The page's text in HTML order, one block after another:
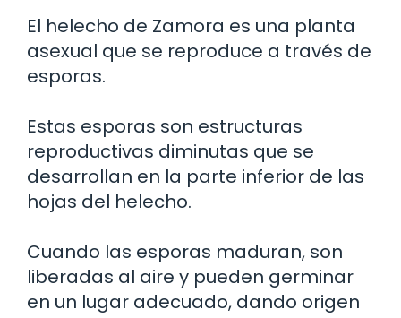
El helecho de Zamora es una planta
asexual que se reproduce a través de
esporas.
Estas esporas son estructuras
reproductivas diminutas que se
desarrollan en la parte inferior de las
hojas del helecho.
Cuando las esporas maduran, son
liberadas al aire y pueden germinar
en un lugar adecuado, dando origen